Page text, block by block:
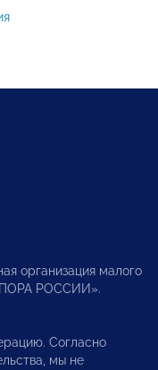
организация малого
РОССИИ».
Согласно
мы не